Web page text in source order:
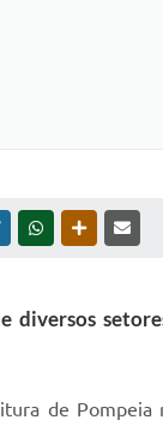
TWITTERWHATSAPPOUTRAS
diversos
de